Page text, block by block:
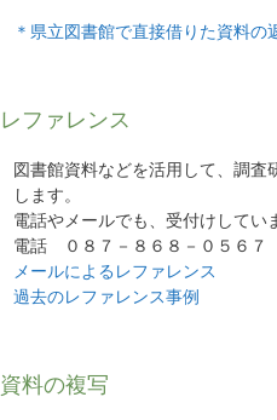
＊県立図書館で直接借りた資料
レファレンス
図書館資料などを活用して、調査
します。
電話やメールでも、受付けしてい
電話 ０８７－８６８－０５６７
メールによるレファレンス
過去のレファレンス事例
資料の複写